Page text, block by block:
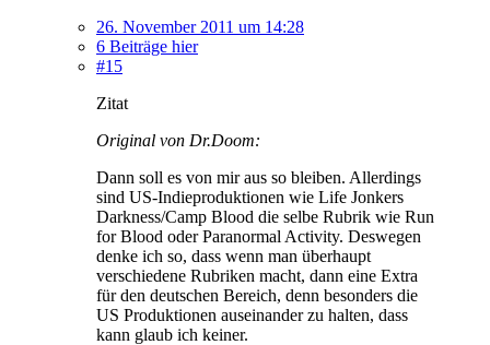
26. November 2011 um 14:28
6 Beiträge hier
#15
Zitat
Original von Dr.Doom:
Dann soll es von mir aus so bleiben. Allerdings
sind US-Indieproduktionen wie Life Jonkers
Darkness/Camp Blood die selbe Rubrik wie Run
for Blood oder Paranormal Activity. Deswegen
denke ich so, dass wenn man überhaupt
verschiedene Rubriken macht, dann eine Extra
für den deutschen Bereich, denn besonders die
US Produktionen auseinander zu halten, dass
kann glaub ich keiner.